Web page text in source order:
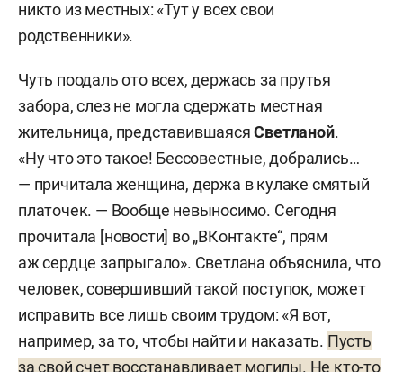
никто из местных: «Тут у всех свои
родственники».
Чуть поодаль ото всех, держась за прутья
забора, слез не могла сдержать местная
жительница, представившаясяСветланой.
«Ну что это такое! Бессовестные, добрались…
— причитала женщина, держа в кулаке смятый
платочек. — Вообще невыносимо. Сегодня
прочитала [новости] во „ВКонтакте“, прям
аж сердце запрыгало». Светлана объяснила, что
человек, совершивший такой поступок, может
исправить все лишь своим трудом: «Я вот,
например, за то, чтобы найти и наказать. Пусть
за свой счет восстанавливает могилы. Не кто-то